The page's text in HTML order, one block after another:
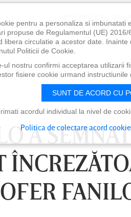
A
pentru a personaliza si
propuse de Regulamentul (UE)
libera circulatie a acestor date.
Politicii de Cookie.
ul nostru confirmi acceptarea
fisiere cookie urmand instructiunile
SUNT DE ACORD CU
acordul individual la nivel de
Politica de colectare acord cookie